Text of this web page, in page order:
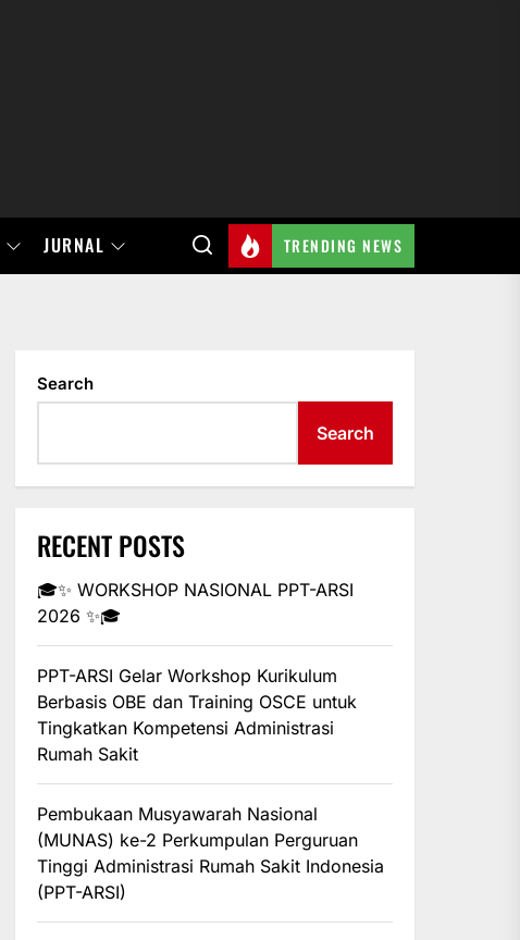
JURNAL TRENDING NEWS
Search
Search
RECENT POSTS
🎓✨ WORKSHOP NASIONAL PPT-ARSI
2026 ✨🎓
PPT-ARSI Gelar Workshop Kurikulum
Berbasis OBE dan Training OSCE untuk
Tingkatkan Kompetensi Administrasi
Rumah Sakit
Pembukaan Musyawarah Nasional
(MUNAS) ke-2 Perkumpulan Perguruan
Tinggi Administrasi Rumah Sakit Indonesia
(PPT-ARSI)